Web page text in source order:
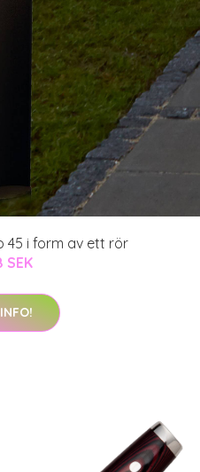
45 i form av ett rör
SEK